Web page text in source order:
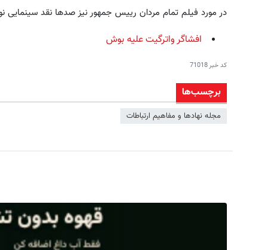
در مورد فیلم تمام مردان رییس جمهور نیز صدها نقد سینمایی
افشاگر واترگیت علیه بوش
کد خبر71018
برچسب‌ها
مجله نهادها و مفاهیم ارتباطات